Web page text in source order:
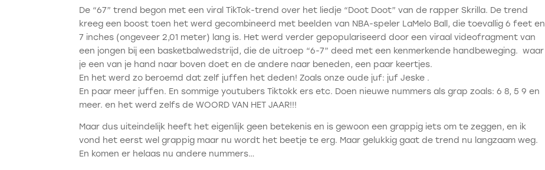
De “67” trend begon met een viral TikTok-trend over het liedje “Doot Doot” van de rapper Skrilla. De trend
kreeg een boost toen het werd gecombineerd met beelden van NBA-speler LaMelo Ball, die toevallig 6 feet en
7 inches (ongeveer 2,01 meter) lang is. Het werd verder gepopulariseerd door een viraal videofragment van
een jongen bij een basketbalwedstrijd, die de uitroep “6-7” deed met een kenmerkende handbeweging. waar
je een van je hand naar boven doet en de andere naar beneden, een paar keertjes.
En het werd zo beroemd dat zelf juffen het deden! Zoals onze oude juf: juf Jeske .
En paar meer juffen. En sommige youtubers Tiktokk ers etc. Doen nieuwe nummers als grap zoals: 6 8, 5 9 en
meer. en het werd zelfs de WOORD VAN HET JAAR!!!
Maar dus uiteindelijk heeft het eigenlijk geen betekenis en is gewoon een grappig iets om te zeggen, en ik
vond het eerst wel grappig maar nu wordt het beetje te erg. Maar gelukkig gaat de trend nu langzaam weg.
En komen er helaas nu andere nummers…